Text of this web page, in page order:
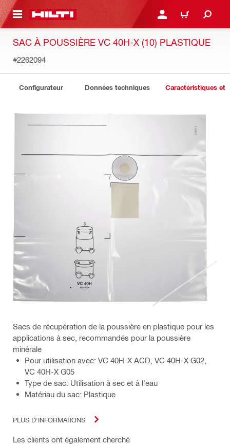
CONTENT CONNEXION OU
PANIER
SAC À POUSSIÈRE VC 40H-X (10) PLASTIQUE
#2262094
Configurateur Données techniques Caractéristiques et
Sacs de récupération de la poussière en plastique pour les
applications à sec, recommandés pour la poussière
minérale
Pour utilisation avec: VC 40H-X ACD, VC 40H-X G02,
VC 40H-X G05
Type de sac: Utilisation à sec et à l'eau
Matériau du sac: Plastique
PLUS D'INFORMATIONS
Les clients ont également cherché